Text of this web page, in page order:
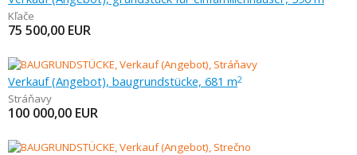
Kľače
75 500,00 EUR
Verkauf (Angebot), baugrundstücke, 681 m2
Stráňavy
100 000,00 EUR